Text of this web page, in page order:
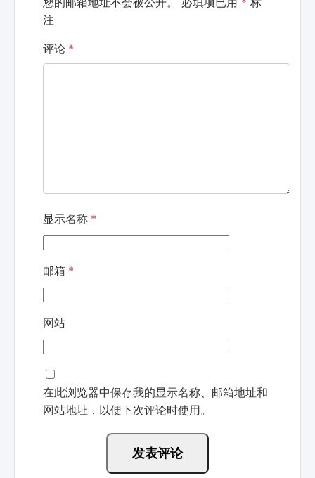
注
评论 *
显示名称 *
邮箱 *
网站
在此浏览器中保存我的显示名称、邮箱地址和
网站地址，以便下次评论时使用。